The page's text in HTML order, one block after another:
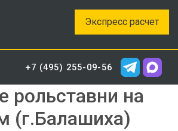
Экспресс расчет
+7 (495) 255-09-56
рольставни на
(г.Балашиха)